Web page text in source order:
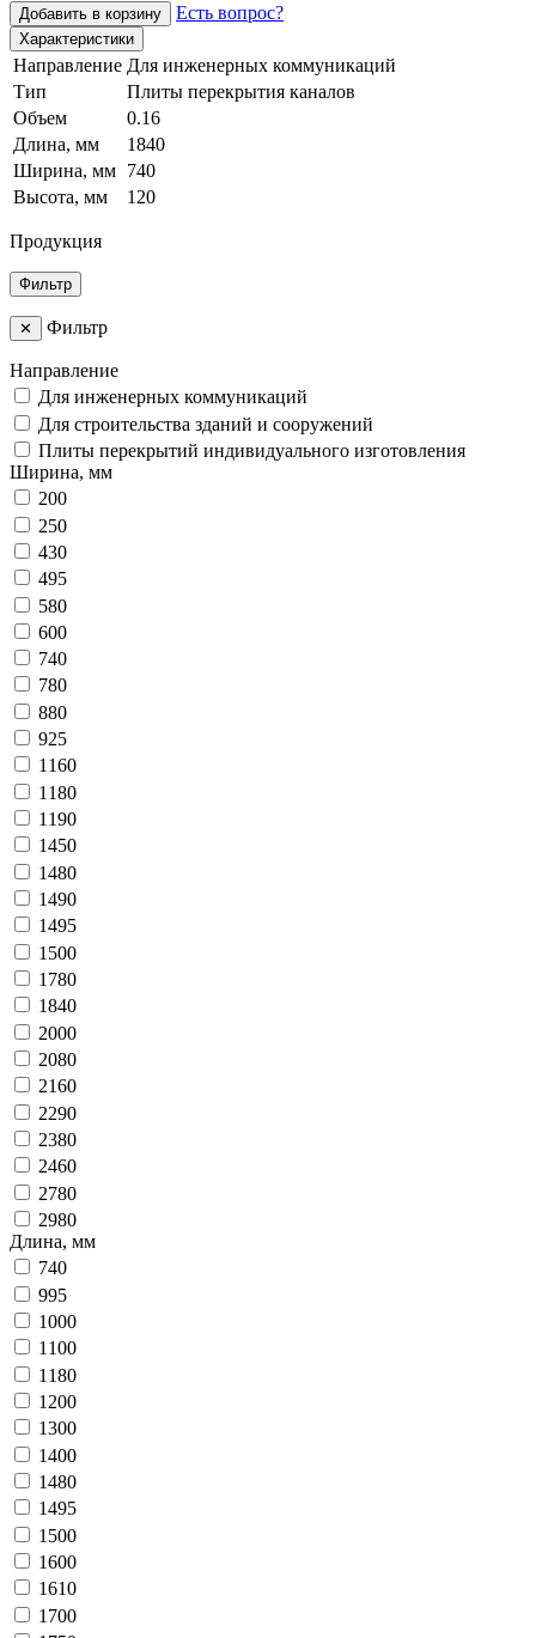
Добавить в корзину Есть вопрос?
Характеристики
Направление Для инженерных коммуникаций
Тип
Плиты перекрытия каналов
Объем
0.16
Длина, мм
1840
Ширина, мм 740
Высота, мм
120
Продукция
Фильтр
✕ Фильтр
Направление
Для инженерных коммуникаций
Для строительства зданий и сооружений
Плиты перекрытий индивидуального изготовления
Ширина, мм
200
250
430
495
580
600
740
780
880
925
1160
1180
1190
1450
1480
1490
1495
1500
1780
1840
2000
2080
2160
2290
2380
2460
2780
2980
Длина, мм
740
995
1000
1100
1180
1200
1300
1400
1480
1495
1500
1600
1610
1700